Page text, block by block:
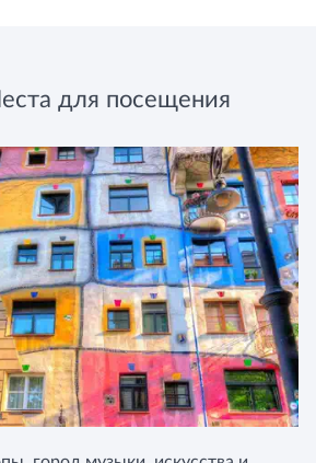
для посещения